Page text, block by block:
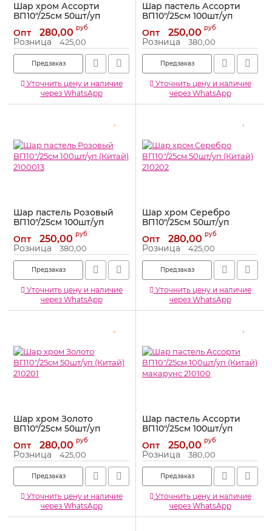
Шар хром Ассорти
ВП10"/25см 50шт/уп
(Китай) 210200
Артикул: 210200
Опт 280,00 руб
Розница 425,00
Предзаказ
Уточнить цену и наличие
через WhatsApp
Шар пастель Ассорти
ВП10"/25см 100шт/уп
(Китай) 210000
Артикул: 210000
Опт 250,00 руб
Розница 380,00
Предзаказ
Уточнить цену и наличие
через WhatsApp
Шар пастель Розовый
ВП10"/25см 100шт/уп
(Китай) 2100013
Артикул: 2100013
Опт 250,00 руб
Розница 380,00
Предзаказ
Уточнить цену и наличие
через WhatsApp
Шар хром Серебро
ВП10"/25см 50шт/уп
(Китай) 210202
Артикул: 210202
Опт 280,00 руб
Розница 425,00
Предзаказ
Уточнить цену и наличие
через WhatsApp
Шар хром Золото
ВП10"/25см 50шт/уп
Артикул: 210201
Опт 280,00 руб
Розница 425,00
Предзаказ
Уточнить цену и наличие
через WhatsApp
Шар пастель Ассорти
ВП10"/25см 100шт/уп
(Китай) макарунс 210100
Артикул: 210100
Опт 250,00 руб
Розница 380,00
Предзаказ
Уточнить цену и наличие
через WhatsApp